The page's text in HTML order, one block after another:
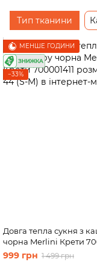
Бежеві
Сукні-
Тип тканини
МЕНШЕ ГОДИНИ
−33%
Довга тепла сукня з
чорна Merlini Крети
розмір 42-44 (S-M)
999 грн 1 499 грн